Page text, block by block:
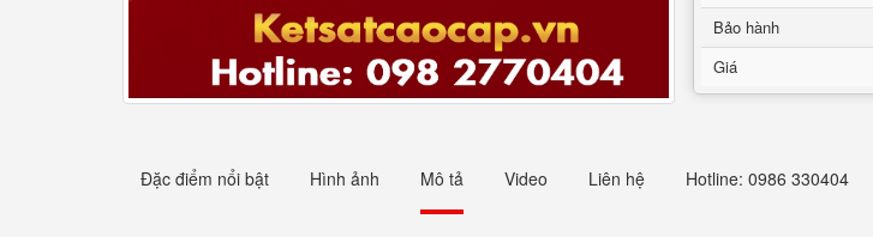
Bảo hành
Giá
Đặc điểm nổi bật Hình ảnh Mô tả Video Liên hệ Hotline: 0986 330404